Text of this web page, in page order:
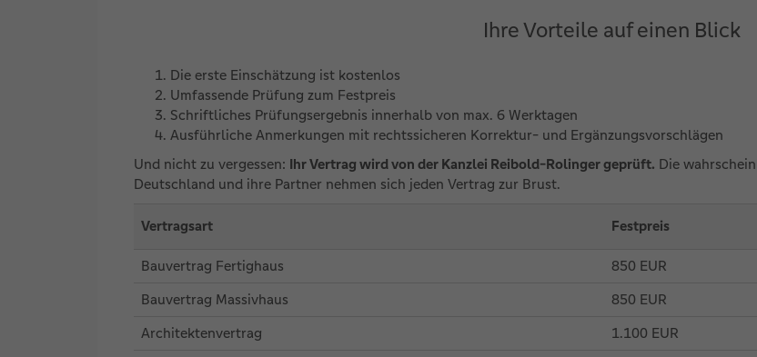
Ihre Vorteile auf einen Blick
Die erste Einschätzung ist kostenlos
Umfassende Prüfung zum Festpreis
Schriftliches Prüfungsergebnis innerhalb von max. 6 Werktagen
Ausführliche Anmerkungen mit rechtssicheren Korrektur- und Ergänzungsvorschlägen
Und nicht zu vergessen: Ihr Vertrag wird von der Kanzlei Reibold-Rolinger geprüft. Die
Deutschland und ihre Partner nehmen sich jeden Vertrag zur Brust.
Vertragsart Festpreis
Bauvertrag Fertighaus
850 EUR
Bauvertrag Massivhaus
850 EUR
Architektenvertrag
1.100 EUR